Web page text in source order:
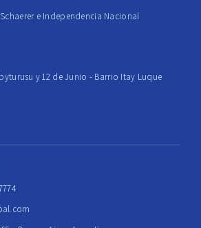
e Independencia Nacional
y 12 de Junio - Barrio Itay Luque